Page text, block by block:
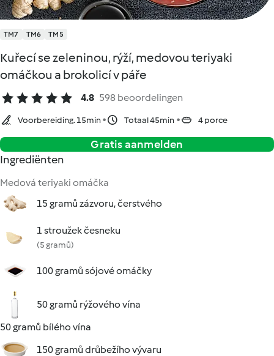
TM7 TM6 TM5
Kuřecí se zeleninou, rýží, medovou teriyaki
omáčkou a brokolicí v páře
4.8 598 beoordelingen
Voorbereiding. 15min Totaal 45min 4 porce
Gratis aanmelden
Ingrediënten
Medová teriyaki omáčka
15 gramů zázvoru, čerstvého
1 stroužek česneku
(5 gramů)
100 gramů sójové omáčky
50 gramů rýžového vína
50 gramů bílého vína
150 gramů drůbežího vývaru